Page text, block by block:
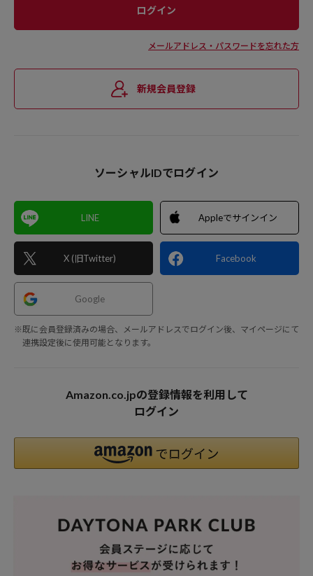
メールアドレス・パスワードを忘れた方
新規会員登録
ソーシャルIDでログイン
LINE
X (旧Twitter)
Appleでサインイン
Facebook
Google
※既に会員登録済みの場合、メールアドレスでログイン後、マイページにて
連携設定後に使用可能となります。
Amazon.co.jpの登録情報を利用して
ログイン